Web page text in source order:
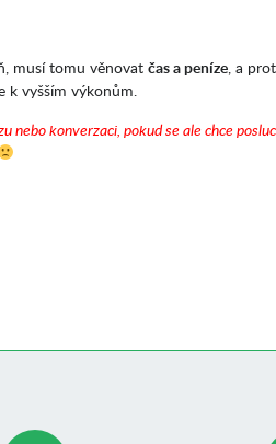
musí tomu věnovat čas a peníze, a
k vyšším výkonům.
nebo konverzaci, pokud se ale chce